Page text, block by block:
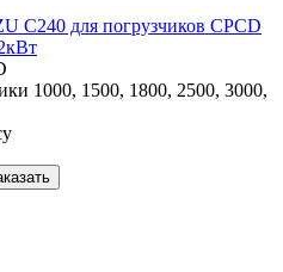
C240 для погрузчиков CPCD
1000, 1500, 1800, 2500, 3000,